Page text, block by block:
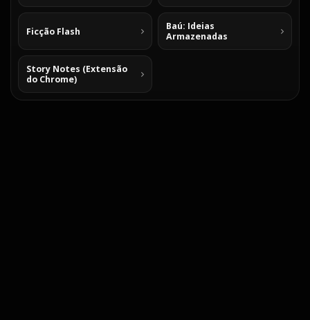
Ficção Flash
Baú: Ideias
Armazenadas
Story Notes (Extensão
do Chrome)